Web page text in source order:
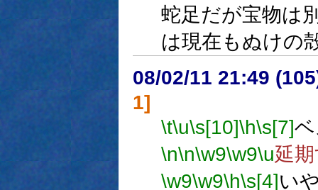
蛇足だが宝物は
は現在もぬけの
08/02/11 21:49
1]
\t\u\s[10]\h\s[7]
\n\n\w9\w9\u延
\w9\w9\h\s[4]い